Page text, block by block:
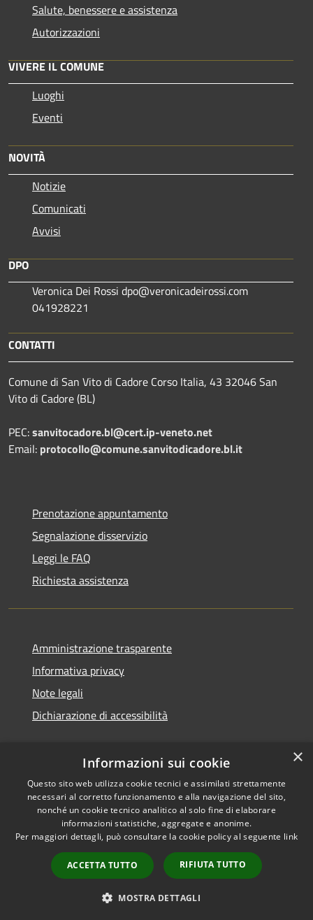
Salute, benessere e assistenza
Autorizzazioni
VIVERE IL COMUNE
Luoghi
Eventi
NOVITÀ
Notizie
Comunicati
Avvisi
DPO
Veronica Dei Rossi dpo@veronicadeirossi.com
041928221
CONTATTI
Comune di San Vito di Cadore Corso Italia, 43 32046 San
Vito di Cadore (BL)
PEC:sanvitocadore.bl@cert.ip-veneto.net
Email: protocollo@comune.sanvitodicadore.bl.it
Prenotazione appuntamento
Segnalazione disservizio
Leggi le FAQ
Richiesta assistenza
Amministrazione trasparente
Informativa privacy
Note legali
Dichiarazione di accessibilità
RSS
Accessibilità
Copyright © 2026 • Comune di
byMunicipium
Accesso
redazione
×
Informazioni sui cookie
Questo sito web utilizza cookie tecnici e assimilati strettamente
necessari al corretto funzionamento e alla navigazione del sito,
nonché un cookie tecnico analitico al solo fine di elaborare
informazioni statistiche, aggregate e anonime.
Per maggiori dettagli, può consultare la cookie policy al seguente link
ACCETTA TUTTO RIFIUTA TUTTO
MOSTRA DETTAGLI